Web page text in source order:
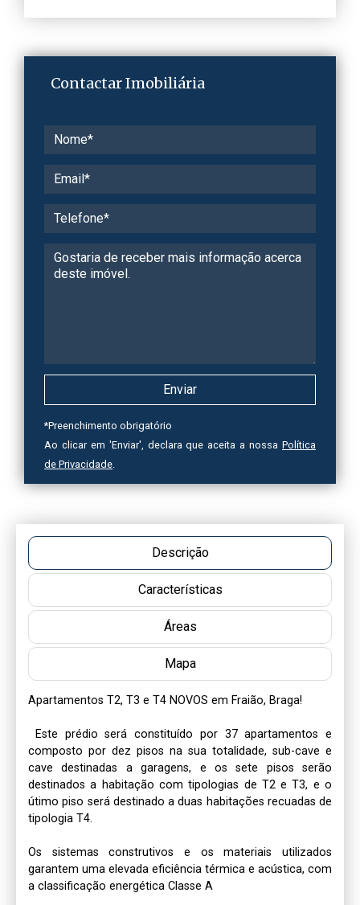
Contactar Imobiliária
*Preenchimento obrigatório
Ao clicar em 'Enviar', declara que aceita a nossa Política
de Privacidade
Descrição
Características
Áreas
Mapa
Apartamentos T2, T3 e T4 NOVOS em Fraião, Braga!
composto por dez pisos na sua totalidade, sub-cave e
cave destinadas a garagens, e os sete pisos serão
destinados a habitação com tipologias de T2 e T3, e o
útimo piso será destinado a duas habitações recuadas de
tipologia T4.
Os sistemas construtivos e os materiais utilizados
garantem uma elevada eficiência térmica e acústica, com
a classificação energética Classe A